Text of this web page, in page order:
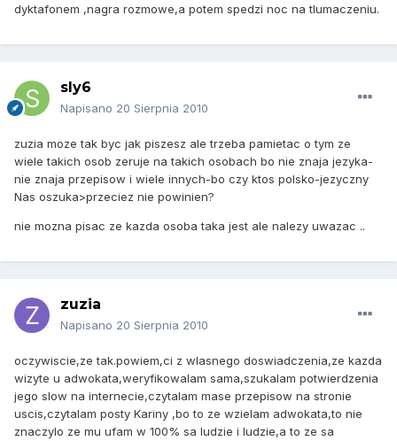
dyktafonem ,nagra rozmowe,a potem spedzi noc na tlumaczeniu.
sly6
Napisano 20 Sierpnia 2010
zuzia moze tak byc jak piszesz ale trzeba pamietac o tym ze
wiele takich osob zeruje na takich osobach bo nie znaja jezyka-
nie znaja przepisow i wiele innych-bo czy ktos polsko-jezyczny
Nas oszuka>przeciez nie powinien?
nie mozna pisac ze kazda osoba taka jest ale nalezy uwazac ..
zuzia
Napisano 20 Sierpnia 2010
oczywiscie,ze tak.powiem,ci z wlasnego doswiadczenia,ze kazda
wizyte u adwokata,weryfikowalam sama,szukalam potwierdzenia
jego slow na internecie,czytalam mase przepisow na stronie
uscis,czytalam posty Kariny ,bo to ze wzielam adwokata,to nie
znaczylo ze mu ufam w 100% sa ludzie i ludzie,a to ze sa